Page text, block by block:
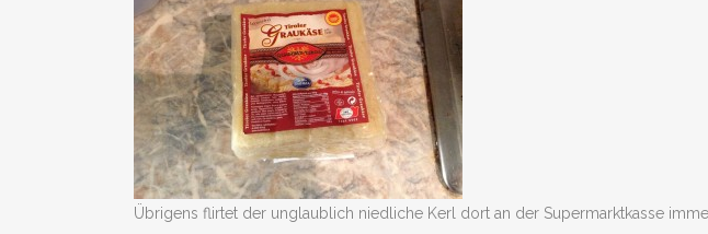
Übrigens flirtet der unglaublich niedliche Kerl dort an der Supermarktkasse